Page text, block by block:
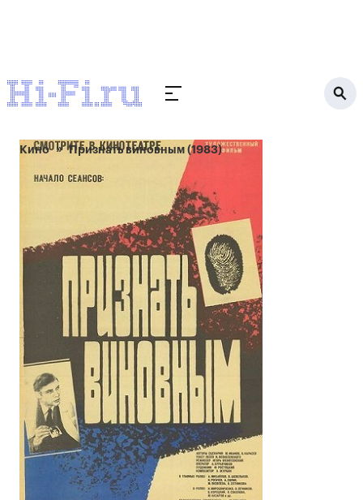
Кино Признать виновным (1983)